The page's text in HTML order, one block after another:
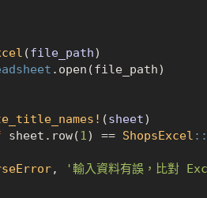
(file_path)
.open(file_path)
(sheet)
sheet.row(1) == ShopsExcel :
,
'輸入資料有誤，比對